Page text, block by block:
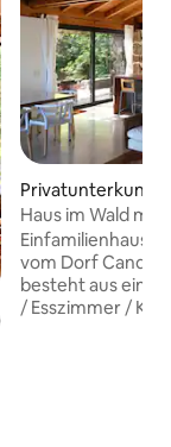
Bewertung:
Privatunterkunft
Haus im Wald mit
Cantuesos“
Einfamilienhaus
vom Dorf
besteht aus
/ Esszimmer /